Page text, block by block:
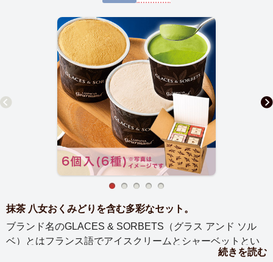
抹茶 八女おくみどりを含む多彩なセット。
ブランド名のGLACES & SORBETS（グラス アンド ソル
ベ）とはフランス語でアイスクリームとシャーベットとい
う意味。じっくりと抽出したお茶を北海道産の生乳と生ク
続きを読む